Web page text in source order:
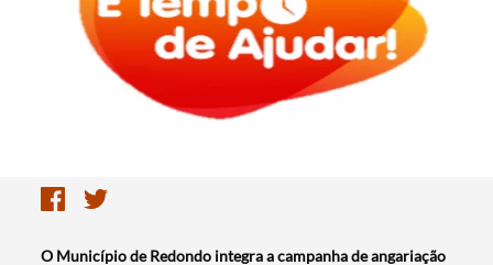
O Município de Redondo integra a campanha de angariação